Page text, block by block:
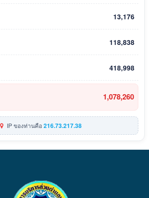
13,176
118,838
418,998
1,078,260
IP ของท่านคือ216.73.217.38